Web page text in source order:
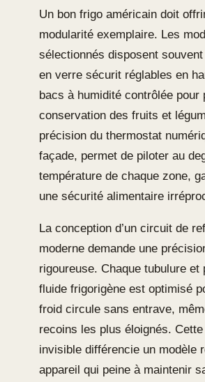
Un bon frigo américain doit
modularité exemplaire. Les
sélectionnés disposent
en verre sécurit réglables en
bacs à humidité contrôlée pour
conservation des fruits et
précision du thermostat
façade, permet de piloter au
température de chaque zone,
une sécurité alimentaire
La conception d’un circuit de
moderne demande une
rigoureuse. Chaque tubulure et
fluide frigorigène est optimisé
froid circule sans entrave,
recoins les plus éloignés.
invisible différencie un modèle
appareil qui peine à maintenir